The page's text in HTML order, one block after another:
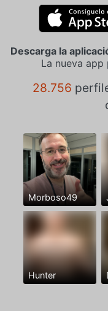
Descarga la
La nueva app
28.756
Morboso49
Hunter